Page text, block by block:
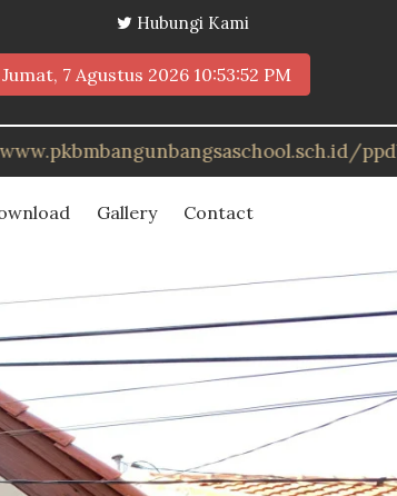
Hubungi Kami
Jumat, 7 Agustus 2026 10:53:54 PM
ppdb
Gallery Contact